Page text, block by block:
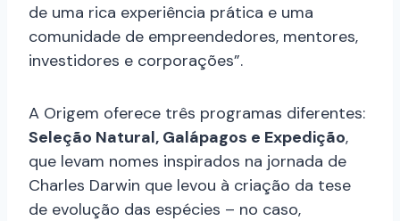
de uma rica experiência prática e uma
comunidade de empreendedores, mentores,
investidores e corporações”.
A Origem oferece três programas diferentes:
Seleção Natural, Galápagos e Expedição,
que levam nomes inspirados na jornada de
Charles Darwin que levou à criação da tese
de evolução das espécies – no caso,